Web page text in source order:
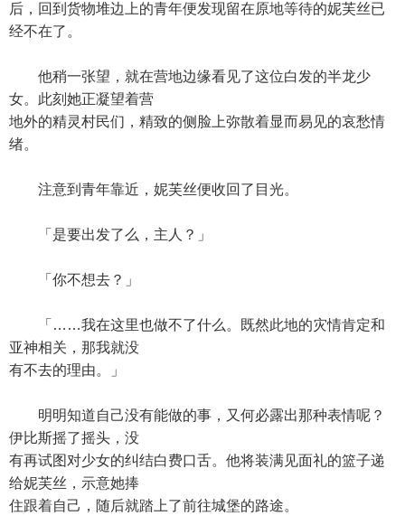
后，回到货物堆边上的青年便发现留在原地等待的妮芙丝已
经不在了。
他稍一张望，就在营地边缘看见了这位白发的半龙少
女。此刻她正凝望着营
地外的精灵村民们，精致的侧脸上弥散着显而易见的哀愁情
绪。
注意到青年靠近，妮芙丝便收回了目光。
「是要出发了么，主人？」
「你不想去？」
「……我在这里也做不了什么。既然此地的灾情肯定和
亚神相关，那我就没
有不去的理由。」
明明知道自己没有能做的事，又何必露出那种表情呢？
伊比斯摇了摇头，没
有再试图对少女的纠结白费口舌。他将装满见面礼的篮子递
给妮芙丝，示意她捧
住跟着自己，随后就踏上了前往城堡的路途。